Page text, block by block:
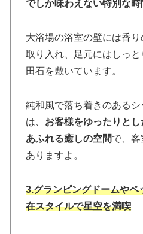
でしか味わえない特別な時
大浴場の浴室の壁には香
取り入れ、足元にはしっ
田石を敷いています。
純和風で落ち着きのある
は、 お客様をゆったりと
あふれる癒しの空間で、客
ありますよ。
3.グランピングドームやペ
在スタイルで星空を満喫